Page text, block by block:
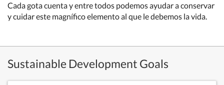
Cada gota cuenta y entre todos podemos ayudar a conservar
y cuidar este magnífico elemento al que le debemos la vida.
Sustainable Development Goals